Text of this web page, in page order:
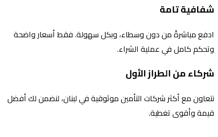
شفافية تامة
ادفع مباشرةً من دون وسطاء، وبكل سهولة. فقط أسعار واضحة
وتحكم كامل في عملية الشراء.
شركاء من الطراز الأول
نتعاون مع أكثر شركات التأمين موثوقية في لبنان، لنضمن لك أفضل
قيمة وأقوى تغطية.